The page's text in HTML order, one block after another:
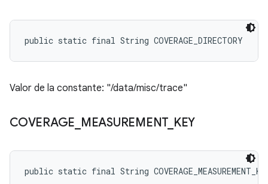
public static final String COVERAGE_DIRECTORY
Valor de la constante: "/data/misc/trace"
COVERAGE MEASUREMENT_ KEY
public static final String